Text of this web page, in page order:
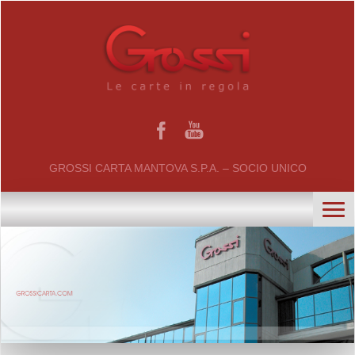
GROSSI CARTA MANTOVA S.P.A. – SOCIO UNICO